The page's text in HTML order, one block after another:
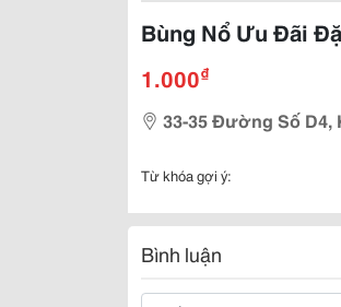
Bùng Nổ Ưu Đãi
1.000₫
33-35 Đường Số D4,
Từ khóa gợi ý:
Bình luận